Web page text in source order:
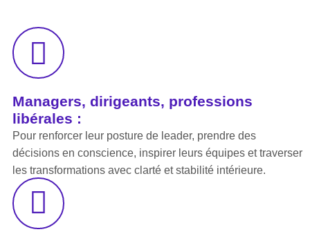
Managers, dirigeants, professions
libérales :
Pour renforcer leur posture de leader, prendre des
décisions en conscience, inspirer leurs équipes et traverser
les transformations avec clarté et stabilité intérieure.